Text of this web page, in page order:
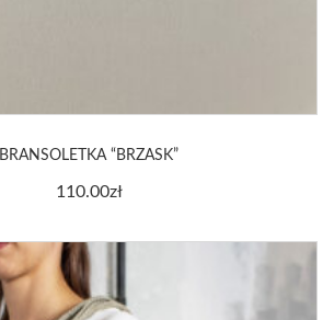
BRANSOLETKA “BRZASK”
110.00zł